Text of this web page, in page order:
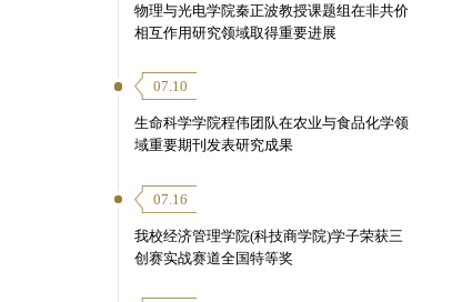
物理与光电学院秦正波教授课题组在非共价
相互作用研究领域取得重要进展
07.10
生命科学学院程伟团队在农业与食品化学领
域重要期刊发表研究成果
07.16
我校经济管理学院(科技商学院)学子荣获三
创赛实战赛道全国特等奖